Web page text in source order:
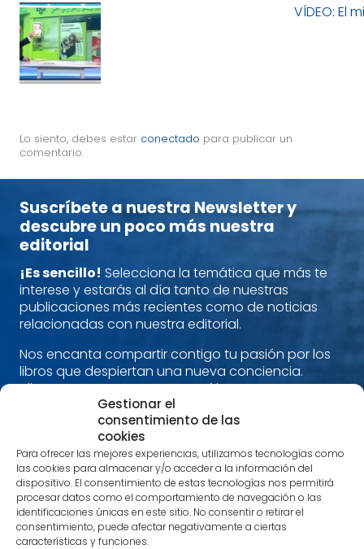
Gestionar el
consentimiento de las
cookies
Para ofrecer las mejores experiencias, utilizamos tecnologías como
las cookies para almacenar y/o acceder a la información del
dispositivo. El consentimiento de estas tecnologías nos permitirá
procesar datos como el comportamiento de navegación o las
identificaciones únicas en este sitio. No consentir o retirar el
consentimiento, puede afectar negativamente a ciertas
características y funciones.
VÍDEO: El
Lo siento, debes estar conectado para publicar un
comentario.
Suscríbete a nuestra Newsletter y
descubre un poco más nuestra
editorial
¡Es sencillo! Selecciona la temática que más te
interese y estarás al día tanto de nuestras
publicaciones más recientes como de noticias
relacionadas con nuestra editorial.
Nos encanta compartir contigo tu pasión por los
libros que despiertan una nueva conciencia.
Alimenta cuerpo, mente y espíritu con nuestras
recomendaciones.
¡Estamos en contacto!
Nombre *
Correo electrónico*